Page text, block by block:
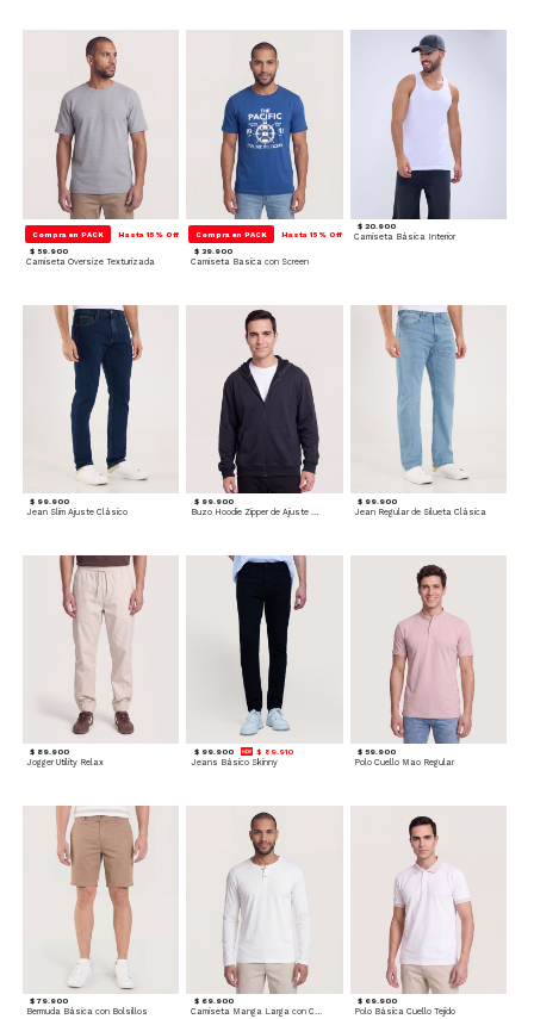
Compra en PACK Hasta 15% Off
$ 59.900
Camiseta Oversize Texturizada
Compra en PACK Hasta 15% Off
$ 39.900
Camiseta Basica con Screen
$ 20.900
Camiseta Básica Interior
$ 99.900
Jean Slim Ajuste Clásico
$ 99.900 $ 99.900
Jean Regular de Silueta Clásica
$ 89.900
Jogger Utility Relax
$ 99.900 $ 89.910
Jeans Básico Skinny
$ 59.900
Polo Cuello Mao Regular
$ 79.900
Bermuda Básica con Bolsillos
$ 69.900
Camiseta Manga Larga con Cuello Henley
$ 69.900
Polo Básica Cuello Tejido